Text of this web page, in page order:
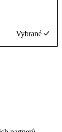
Vybrané